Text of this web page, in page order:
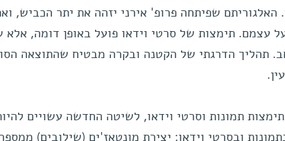
האלגוריתם שפיתחה פרופ' אירני יזהה את יתר הכביש,
עצמם. תימצות של סרטי וידאו פועל באופן דומה, אלא
תהליך הדרגתי של הקטנה ובקרה מבטיח שהתוצאה
תמונות וסרטי וידאו, לשיטה החדשה עשויים
ובסרטי וידאו; יצירת מונטאז'ים (שילובים)